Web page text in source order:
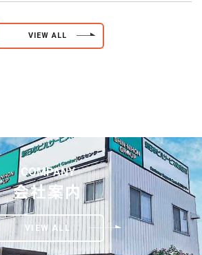
VIEW ALL
COMPANY
会社案内
VIEW ALL